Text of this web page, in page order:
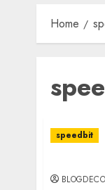
Home
speedbit